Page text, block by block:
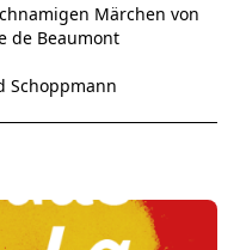
Märchen von
de Beaumont
Schoppmann